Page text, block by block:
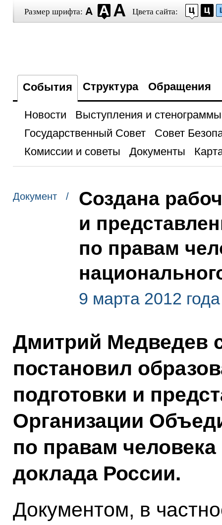
Размер шрифта: Цвета сайта:
События Структура Обращения
Новости
Выступления и стенограммы
Государственный Совет
Совет
Комиссии и советы
Документы
Документ /
Создана
и
по правам
9 марта 2012 года
Дмитрий Медведев
постановил
подготовки и
Организации
по правам
доклада России.
Документом, в